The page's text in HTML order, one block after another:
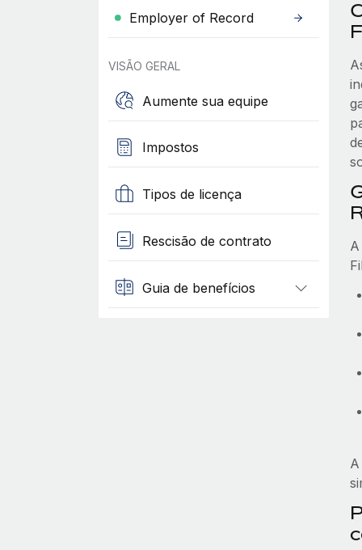
Employer of Record
VISÃO GERAL
Aumente sua equipe
Impostos
Tipos de licença
Rescisão de contrato
Guia de benefícios